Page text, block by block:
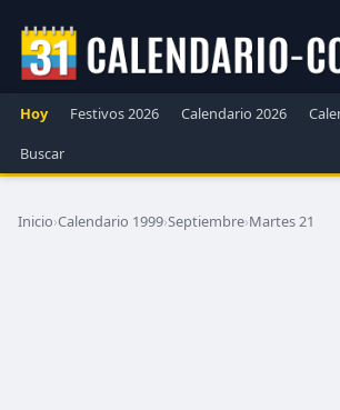
Hoy Festivos 2026 Calendario 2026
Buscar
Inicio›Calendario 1999›Septiembre›Martes 21